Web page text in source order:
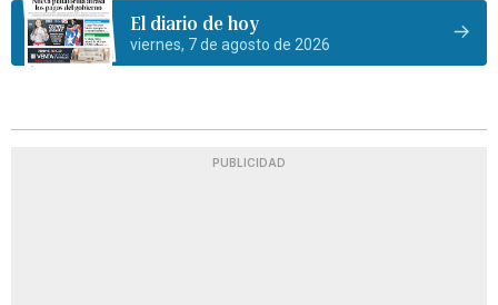
El diario de hoy
viernes, 7 de agosto de 2026
PUBLICIDAD